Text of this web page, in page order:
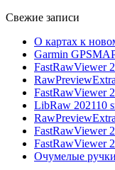
Свежие записи
О картах к
Garmin
FastRawViewer
FastRawViewer
LibRaw 202110
FastRawViewer
FastRawViewer
Очумелые